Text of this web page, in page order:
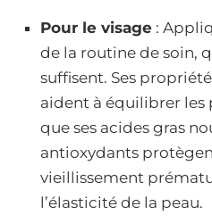
Pour le visage :
de la routine de soin,
suffisent. Ses
aident à équilibrer les
que ses acides gras
antioxydants
vieillissement
l’élasticité de la peau.